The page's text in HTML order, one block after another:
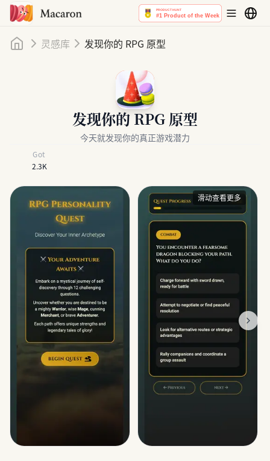
首页灵感库 发现你的 RPG 原型
发现你的 RPG 原型
今天就发现你的真正游戏潜力
Got
2.3K
滑动查看更多